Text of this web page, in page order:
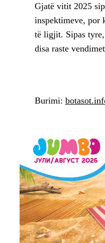
Gjatë vitit 2025
inspektimeve, por
të ligjit. Sipas tyre,
disa raste
Burimi: